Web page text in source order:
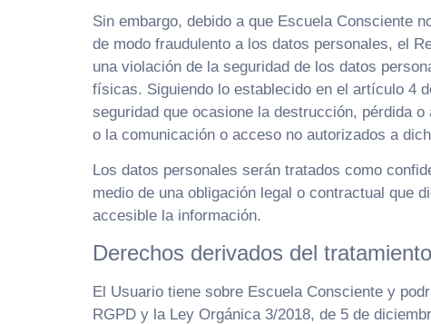
Sin embargo, debido a que Escuela Consciente
de modo fraudulento a los datos personales, el
una violación de la seguridad de los datos
físicas. Siguiendo lo establecido en el artículo 4
seguridad que ocasione la destrucción, pérdida
o la comunicación o acceso no autorizados a
Los datos personales serán tratados como
medio de una obligación legal o contractual que
accesible la información.
Derechos derivados del
El Usuario tiene sobre Escuela Consciente y
RGPD y la Ley Orgánica 3/2018, de 5 de